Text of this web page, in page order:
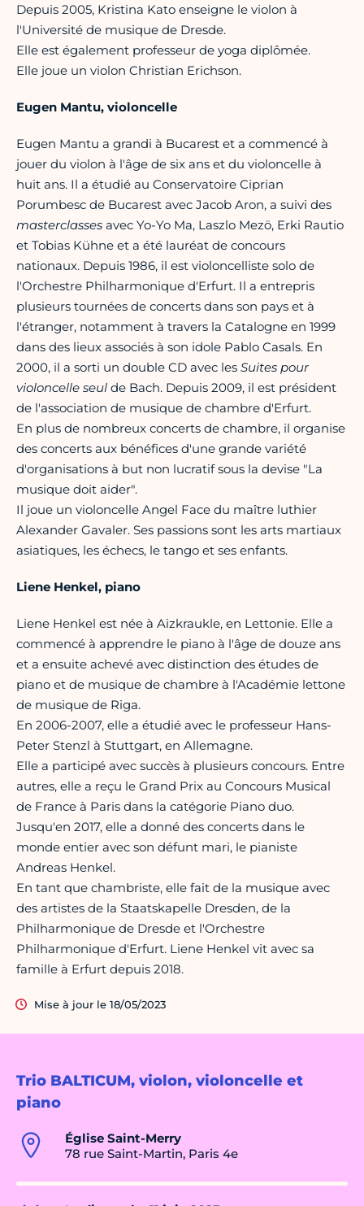
Trio BALTICUM, violon, violoncelle et
piano
Église Saint-Merry
78 rue Saint-Martin, Paris 4e
Depuis 2005, Kristina Kato enseigne le violon à
l'Université de musique de Dresde.
Elle est également professeur de yoga diplômée.
Elle joue un violon Christian Erichson.
Eugen Mantu, violoncelle
Eugen Mantu a grandi à Bucarest et a commencé à
jouer du violon à l'âge de six ans et du violoncelle à
huit ans. Il a étudié au Conservatoire Ciprian
Porumbesc de Bucarest avec Jacob Aron, a suivi des
masterclasses avec Yo-Yo Ma, Laszlo Mezö, Erki Rautio
et Tobias Kühne et a été lauréat de concours
nationaux. Depuis 1986, il est violoncelliste solo de
l'Orchestre Philharmonique d'Erfurt. Il a entrepris
plusieurs tournées de concerts dans son pays et à
l'étranger, notamment à travers la Catalogne en 1999
dans des lieux associés à son idole Pablo Casals. En
2000, il a sorti un double CD avec les Suites pour
violoncelle seul de Bach. Depuis 2009, il est président
de l'association de musique de chambre d'Erfurt.
En plus de nombreux concerts de chambre, il organise
des concerts aux bénéfices d'une grande variété
d'organisations à but non lucratif sous la devise "La
musique doit aider".
Il joue un violoncelle Angel Face du maître luthier
Alexander Gavaler. Ses passions sont les arts martiaux
asiatiques, les échecs, le tango et ses enfants.
Liene Henkel, piano
Liene Henkel est née à Aizkraukle, en Lettonie. Elle a
commencé à apprendre le piano à l'âge de douze ans
et a ensuite achevé avec distinction des études de
piano et de musique de chambre à l'Académie lettone
de musique de Riga.
En 2006-2007, elle a étudié avec le professeur Hans-
Peter Stenzl à Stuttgart, en Allemagne.
Elle a participé avec succès à plusieurs concours. Entre
autres, elle a reçu le Grand Prix au Concours Musical
de France à Paris dans la catégorie Piano duo.
Jusqu'en 2017, elle a donné des concerts dans le
monde entier avec son défunt mari, le pianiste
Andreas Henkel.
En tant que chambriste, elle fait de la musique avec
des artistes de la Staatskapelle Dresden, de la
Philharmonique de Dresde et l'Orchestre
Philharmonique d'Erfurt. Liene Henkel vit avec sa
famille à Erfurt depuis 2018.
Mise à jour le 18/05/2023